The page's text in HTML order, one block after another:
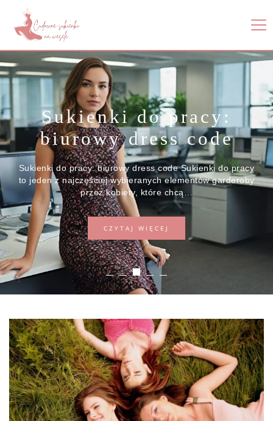
Sukienki na co dzień:
wygoda i styl
Sukienki na co dzień łączą w sobie to, co najlepsze —
komfort użytkowania i estetyczny wygląd. Wybierając
model na spacer,…
CZYTAJ WIĘCEJ